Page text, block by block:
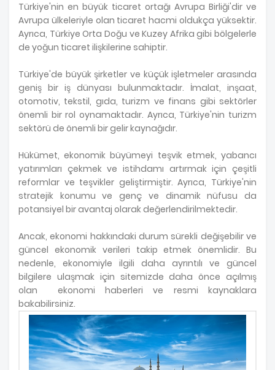
Türkiye'nin en büyük ticaret ortağı Avrupa Birliği'dir ve
Avrupa ülkeleriyle olan ticaret hacmi oldukça yüksektir.
Ayrıca, Türkiye Orta Doğu ve Kuzey Afrika gibi bölgelerle
de yoğun ticaret ilişkilerine sahiptir.
Türkiye'de büyük şirketler ve küçük işletmeler arasında
geniş bir iş dünyası bulunmaktadır. İmalat, inşaat,
otomotiv, tekstil, gıda, turizm ve finans gibi sektörler
önemli bir rol oynamaktadır. Ayrıca, Türkiye'nin turizm
sektörü de önemli bir gelir kaynağıdır.
Hükümet, ekonomik büyümeyi teşvik etmek, yabancı
yatırımları çekmek ve istihdamı artırmak için çeşitli
reformlar ve teşvikler geliştirmiştir. Ayrıca, Türkiye'nin
stratejik konumu ve genç ve dinamik nüfusu da
potansiyel bir avantaj olarak değerlendirilmektedir.
Ancak, ekonomi hakkındaki durum sürekli değişebilir ve
güncel ekonomik verileri takip etmek önemlidir. Bu
nedenle, ekonomiyle ilgili daha ayrıntılı ve güncel
bilgilere ulaşmak için sitemizde daha önce açılmış
olan ekonomi haberleri ve resmi kaynaklara
bakabilirsiniz.